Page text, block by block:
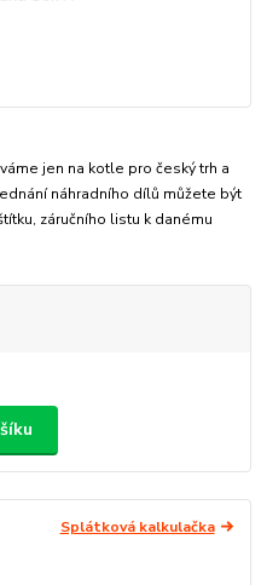
jen na kotle pro český trh a
náhradního dílů můžete být
záručního listu k danému
Splátková kalkulačka